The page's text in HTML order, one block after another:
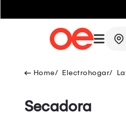
Electrohogar
Secadora